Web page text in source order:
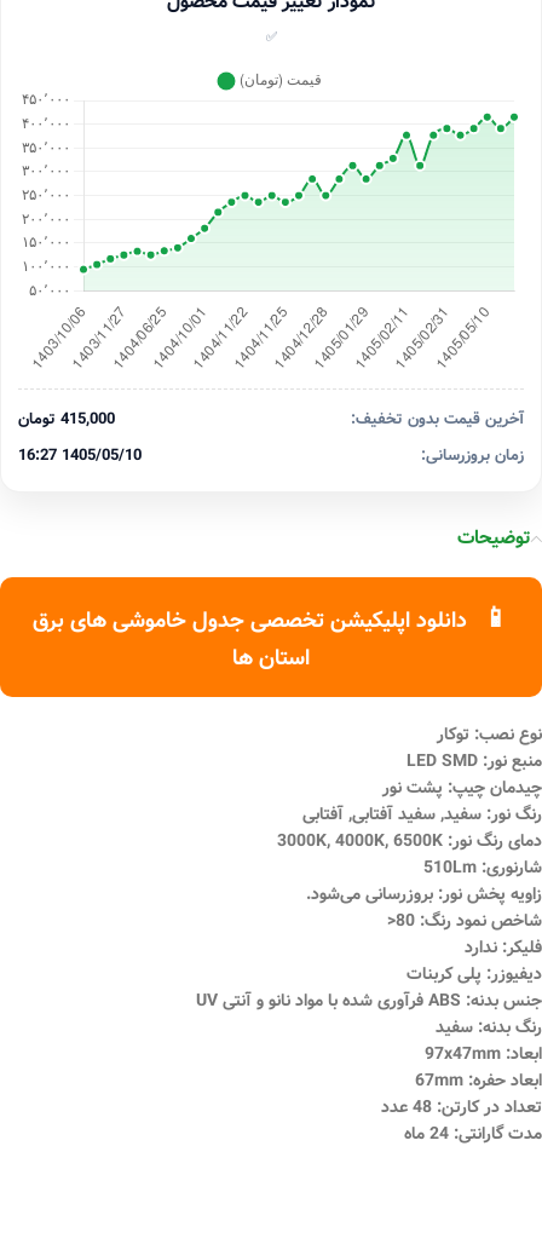
✅
آخرین قیمت بدون تخفیف:
415,000 تومان
زمان بروزرسانی:
1405/05/10 16:27
توضیحات
📱
دانلود اپلیکیشن تخصصی جدول خاموشی های برق
استان ها
نوع نصب: توکار
منبع نور: LED SMD
چیدمان چیپ: پشت نور
رنگ نور: سفید, سفید آفتابی, آفتابی
دمای رنگ نور: 3000K, 4000K, 6500K
شارنوری: 510Lm
زاویه پخش نور: بروزرسانی می‌شود.
شاخص نمود رنگ: 80<
فلیکر: ندارد
دیفیوزر: پلی کربنات
جنس بدنه: ABS فرآوری شده با مواد نانو و آنتی UV
رنگ بدنه: سفید
ابعاد: 97x47mm
ابعاد حفره: 67mm
تعداد در کارتن: 48 عدد
مدت گارانتی: 24 ماه